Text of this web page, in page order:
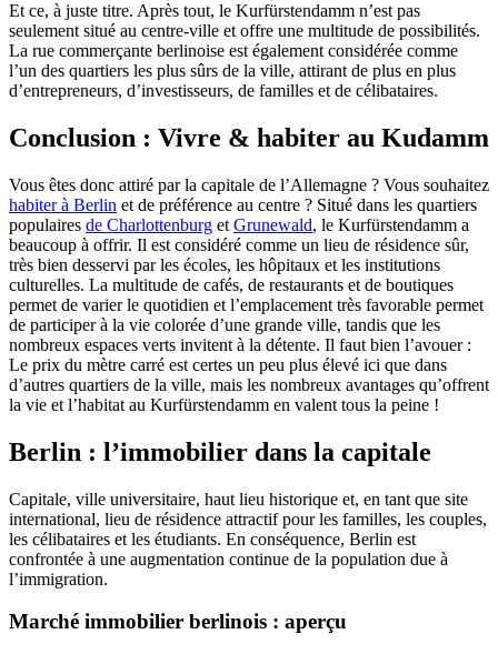
Et ce, à juste titre. Après tout, le Kurfürstendamm n’est pas
seulement situé au centre-ville et offre une multitude de possibilités.
La rue commerçante berlinoise est également considérée comme
l’un des quartiers les plus sûrs de la ville, attirant de plus en plus
d’entrepreneurs, d’investisseurs, de familles et de célibataires.
Conclusion : Vivre & habiter au Kudamm
Vous êtes donc attiré par la capitale de l’Allemagne ? Vous souhaitez
habiter à Berlin et de préférence au centre ? Situé dans les quartiers
populaires de Charlottenburg et Grunewald, le Kurfürstendamm a
beaucoup à offrir. Il est considéré comme un lieu de résidence sûr,
très bien desservi par les écoles, les hôpitaux et les institutions
culturelles. La multitude de cafés, de restaurants et de boutiques
permet de varier le quotidien et l’emplacement très favorable permet
de participer à la vie colorée d’une grande ville, tandis que les
nombreux espaces verts invitent à la détente. Il faut bien l’avouer :
Le prix du mètre carré est certes un peu plus élevé ici que dans
d’autres quartiers de la ville, mais les nombreux avantages qu’offrent
la vie et l’habitat au Kurfürstendamm en valent tous la peine !
Berlin : l’immobilier dans la capitale
Capitale, ville universitaire, haut lieu historique et, en tant que site
international, lieu de résidence attractif pour les familles, les couples,
les célibataires et les étudiants. En conséquence, Berlin est
confrontée à une augmentation continue de la population due à
l’immigration.
Marché immobilier berlinois : aperçu